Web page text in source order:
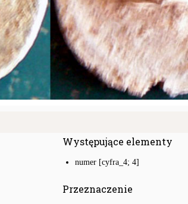
Występujące elementy
numer [cyfra_4; 4]
Przeznaczenie